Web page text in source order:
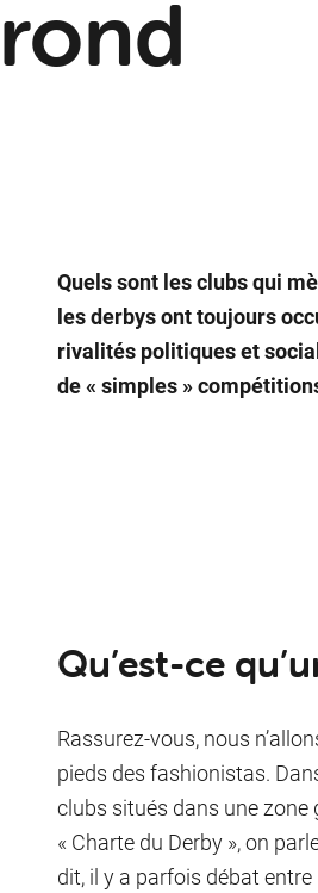
Quels sont les clubs qui
les derbys ont toujours
rivalités politiques et
de « simples »
Qu’est-ce
Rassurez-vous, nous
pieds des fashionistas.
clubs situés dans une zone
« Charte du Derby », on
dit, il y a parfois débat